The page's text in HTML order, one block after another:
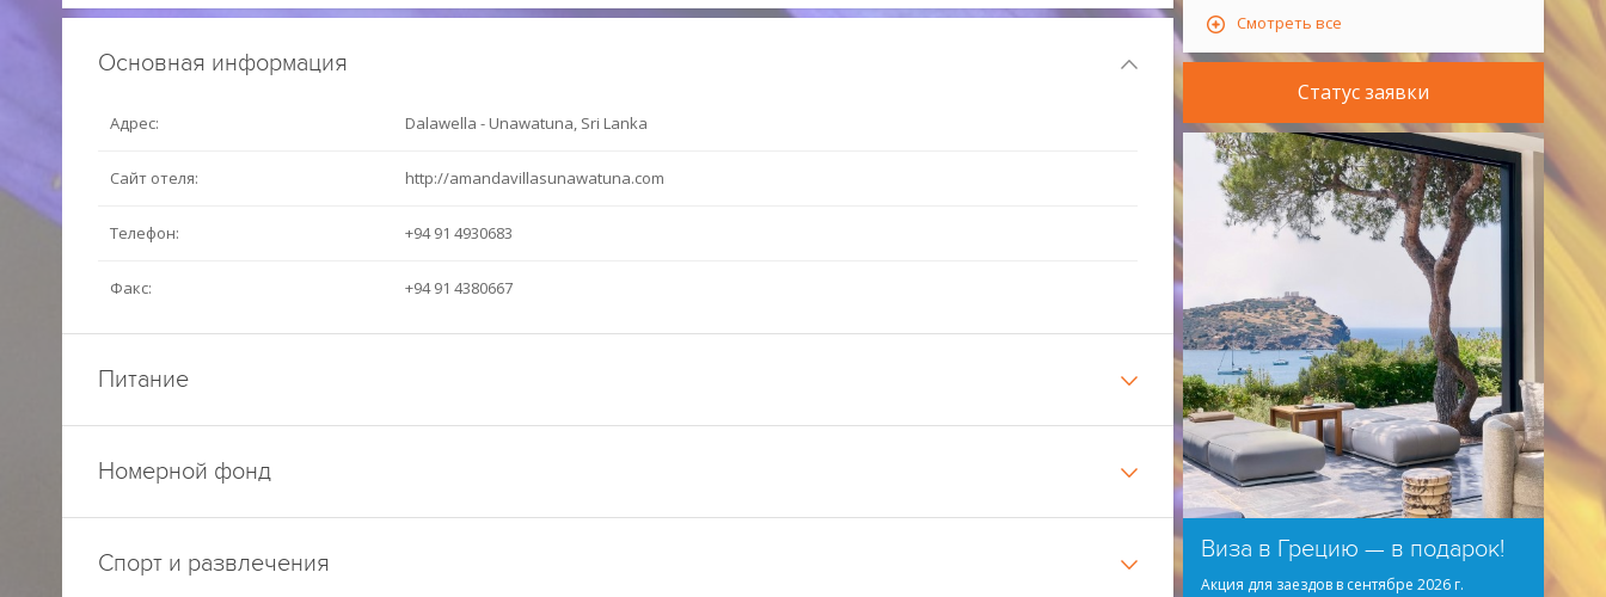
Основная информация
Адрес: Dalawella - Unawatuna, Sri Lanka
Сайт отеля: http://amandavillasunawatuna.com
Телефон: +94 91 4930683
Факс: +94 91 4380667
Питание
Номерной фонд
Спорт и развлечения
Смотреть все
Статус заявки
Виза в Грецию — в подарок!
Акция для заездов в сентябре 2026 г.